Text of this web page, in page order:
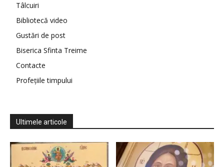
Tâlcuiri
Bibliotecă video
Gustări de post
Biserica Sfinta Treime
Contacte
Profețiile timpului
Ultimele articole